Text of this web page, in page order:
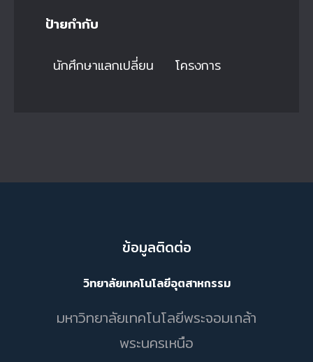
ป้ายกำกับ
นักศึกษาแลกเปลี่ยน โครงการ
ข้อมูลติดต่อ
วิทยาลัยเทคโนโลยีอุตสาหกรรม
มหาวิทยาลัยเทคโนโลยีพระจอมเกล้า
พระนครเหนือ